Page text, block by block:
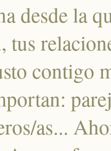
desde la
tus
contigo
as...